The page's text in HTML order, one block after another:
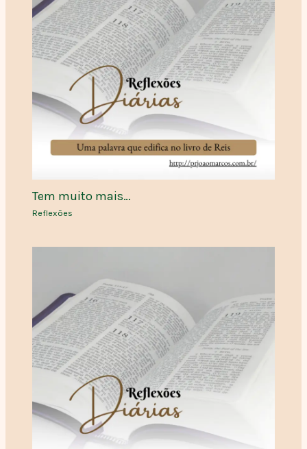
Tem muito mais…
Reflexões